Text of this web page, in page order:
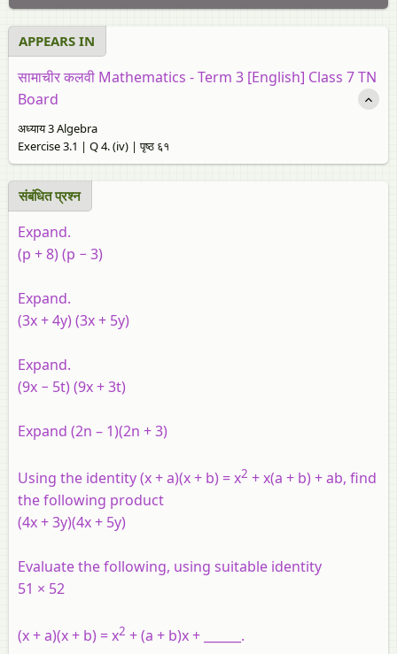
APPEARS IN
सामाचीर कलवी Mathematics - Term 3 [English] Class 7 TN
Board
अध्याय 3 Algebra
Exercise 3.1 | Q 4. (iv) | पृष्ठ ६१
संबंधित प्रश्न
Expand.
(p + 8) (p − 3)
Expand.
(3x + 4y) (3x + 5y)
Expand.
(9x − 5t) (9x + 3t)
Expand (2n – 1)(2n + 3)
Using the identity (x + a)(x + b) = x2 + x(a + b) + ab, find
the following product
(4x + 3y)(4x + 5y)
Evaluate the following, using suitable identity
51 × 52
(x + a)(x + b) = x2 + (a + b)x + ______.